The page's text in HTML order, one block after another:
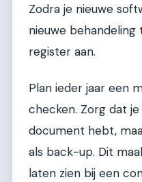
Zodra je nieuwe
nieuwe
register aan.
Plan ieder jaar een
checken. Zorg dat
document hebt,
als back-up. Dit
laten zien bij een